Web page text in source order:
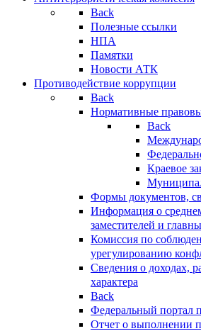
Back
Полезные ссылки
НПА
Памятки
Новости АТК
Противодействие коррупции
Back
Нормативные
Back
Краевое
Формы документов,
Информация о
заместителей и
Комиссия по
урегулированию
Сведения о доходах,
характера
Back
Федеральный портал
Отчет о выполнении